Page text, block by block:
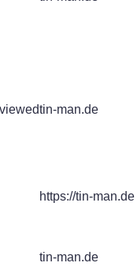
tin-man.de
https://tin-man.de
tin-man.de